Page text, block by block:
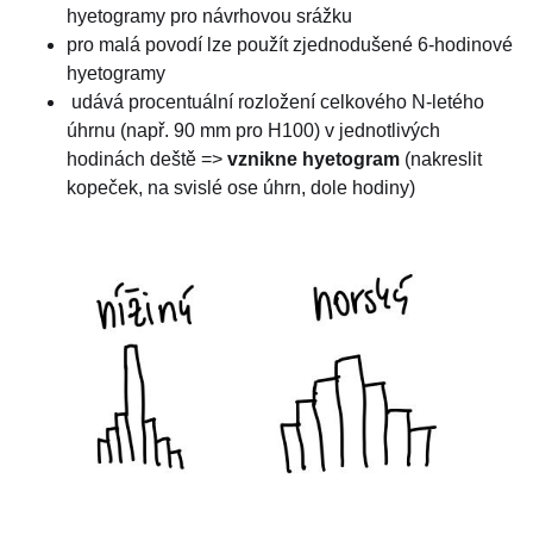
hyetogramy pro návrhovou srážku
pro malá povodí lze použít zjednodušené 6-hodinové
hyetogramy
udává procentuální rozložení celkového N-letého
úhrnu (např. 90 mm pro H100) v jednotlivých
hodinách deště => vznikne hyetogram (nakreslit
kopeček, na svislé ose úhrn, dole hodiny)